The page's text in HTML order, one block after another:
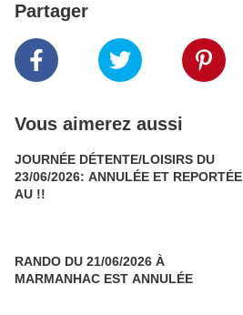
Partager
Vous aimerez aussi
JOURNÉE DÉTENTE/LOISIRS DU
23/06/2026: ANNULÉE ET REPORTÉE
AU !!
RANDO DU 21/06/2026 À
MARMANHAC EST ANNULÉE